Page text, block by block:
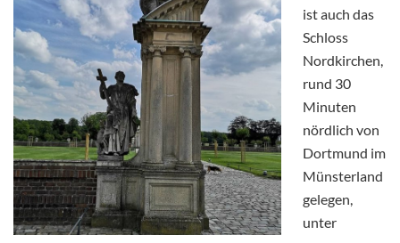
ist auch das
Schloss
Nordkirchen,
rund 30
Minuten
nördlich von
Dortmund im
Münsterland
gelegen,
unter